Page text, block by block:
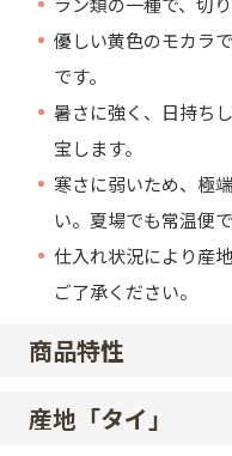
商品特性
産地「タイ」
優しい黄色のモカラ
です。
暑さに強く、日持ち
宝します。
寒さに弱いため、極
い。夏場でも常温便
仕入れ状況により産
ご了承ください。